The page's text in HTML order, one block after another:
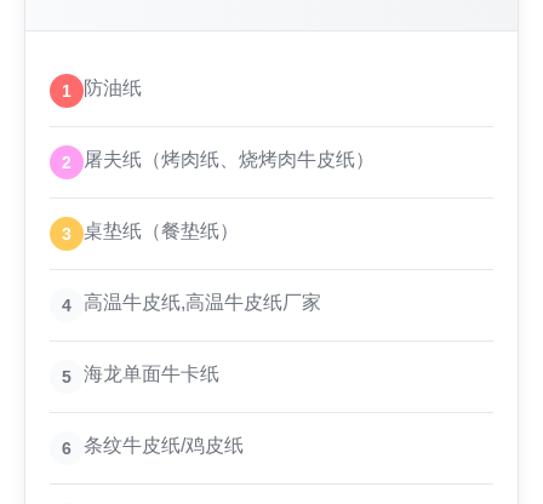
1 防油纸
2 屠夫纸（烤肉纸、烧烤肉牛皮纸）
3 桌垫纸（餐垫纸）
4 高温牛皮纸,高温牛皮纸厂家
5 海龙单面牛卡纸
6 条纹牛皮纸/鸡皮纸